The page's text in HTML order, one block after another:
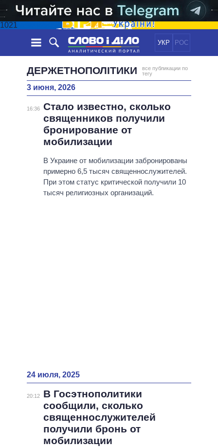
1021
УКР РОС
НОВОСТИ
ЛЕНТА
СОБЫТИЯ
СТАТЬИ
МНЕНИЯ
ОБЗОРЫ
ДАЙДЖЕСТЫ
ЭКОНОМИКА
ОБЩЕСТВО
МИР
ПОЛИТИКИ
ВСЕ ПОЛИТИКИ
ПРЕЗИДЕНТ И ОФИС
ВЕРХОВНАЯ РАДА
КАБИНЕТ МИНИСТРОВ
ГЛАВЫ ОБЛАДМИНИСТРАЦИЙ
ИНФОГРАФИКА
ПОДДЕРЖАТЬ
СРАВНЕНИЕ ПОЛИТИКОВ
ДЕРЖЕТНОПОЛІТИКИ
все публикации по
тегу
3 июня, 2026
16:36 Стало известно, сколько
священников получили
бронирование от
мобилизации
В Украине от мобилизации забронированы
примерно 6,5 тысяч священнослужителей.
При этом статус критической получили 10
тысяч религиозных организаций.
24 июля, 2025
20:12
В Госэтнополитики
сообщили, сколько
священнослужителей
получили бронь от
мобилизации